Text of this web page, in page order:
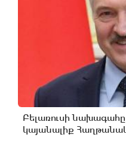
Բելառուսի նախագահը
կայանալիք